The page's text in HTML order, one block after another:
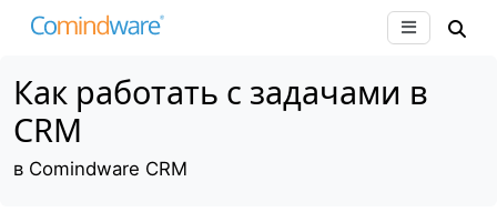
Как работать с задачами в
CRM
в Comindware CRM